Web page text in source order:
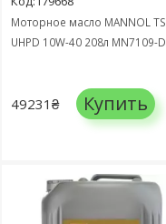
Моторное масло MANNOL
UHPD 10W-40 208л MN7109-
49231₴ Купить